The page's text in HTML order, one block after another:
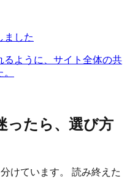
ました
るように、サイト全体の共
ったら、選び方
けています。 読み終えた